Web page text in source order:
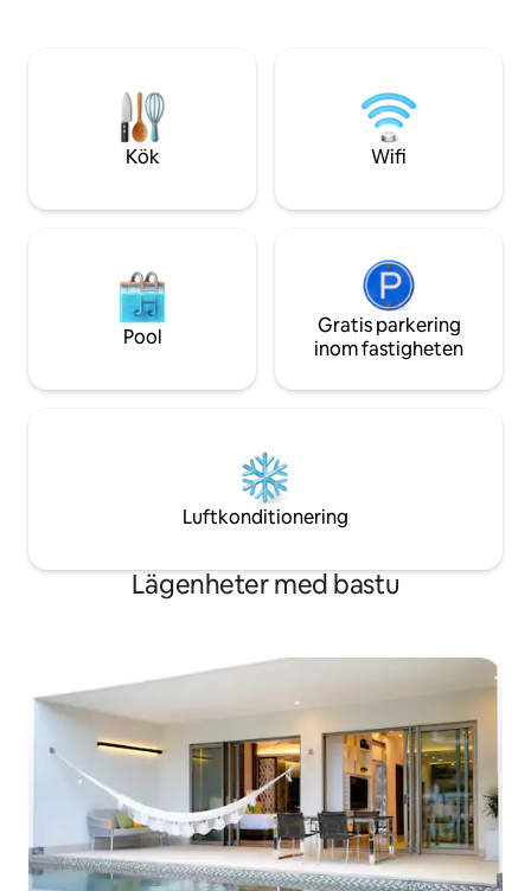
bekvämligheter och tjänster i världsklass
som garanterar den ultimata resan i
paradiset för dig och din närmaste och
från flygplatsen,
barer, Chedraui
Kök Wifi
Pool
Gratis parkering
inom fastigheten
Luftkonditionering
Lägenheter med bastu